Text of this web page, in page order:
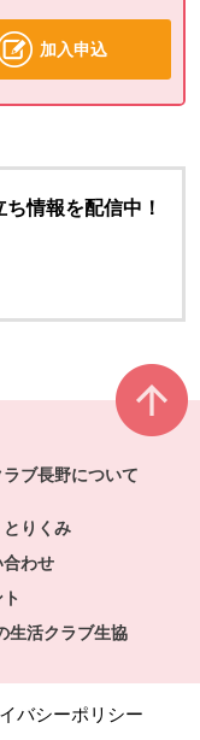
加入申込
情報を配信中！
す。
ブ長野について
りくみ
合わせ
生活クラブ生協
バシーポリシー